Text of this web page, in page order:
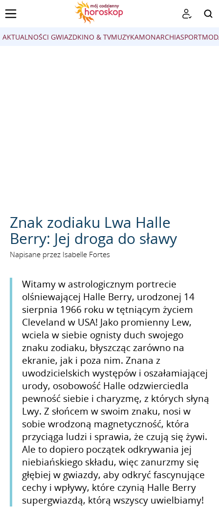
AKTUALNOŚCI GWIAZDKINO & TVMUZYKAMONARCHIASPORT
Znak zodiaku Lwa Halle
Berry: Jej droga do sławy
Napisane przez Isabelle Fortes
Witamy w astrologicznym portrecie
olśniewającej Halle Berry, urodzonej 14
sierpnia 1966 roku w tętniącym życiem
Cleveland w USA! Jako promienny Lew,
wciela w siebie ognisty duch swojego
znaku zodiaku, błyszcząc zarówno na
ekranie, jak i poza nim. Znana z
uwodzicielskich występów i oszałamiającej
urody, osobowość Halle odzwierciedla
pewność siebie i charyzmę, z których słyną
Lwy. Z słońcem w swoim znaku, nosi w
sobie wrodzoną magnetyczność, która
przyciąga ludzi i sprawia, że czują się żywi.
Ale to dopiero początek odkrywania jej
niebiańskiego składu, więc zanurzmy się
głębiej w gwiazdy, aby odkryć fascynujące
cechy i wpływy, które czynią Halle Berry
supergwiazdą, którą wszyscy uwielbiamy!